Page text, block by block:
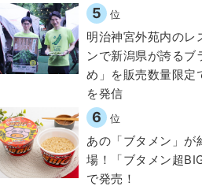
5 位
明治神宮外苑内のレ
ンで新潟県が誇るブ
め」を販売数量限定
を発信
6 位
あの「ブタメン」が
場！「ブタメン超
で発売！